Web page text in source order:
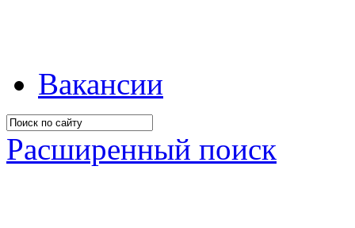
Вакансии
Расширенный поиск